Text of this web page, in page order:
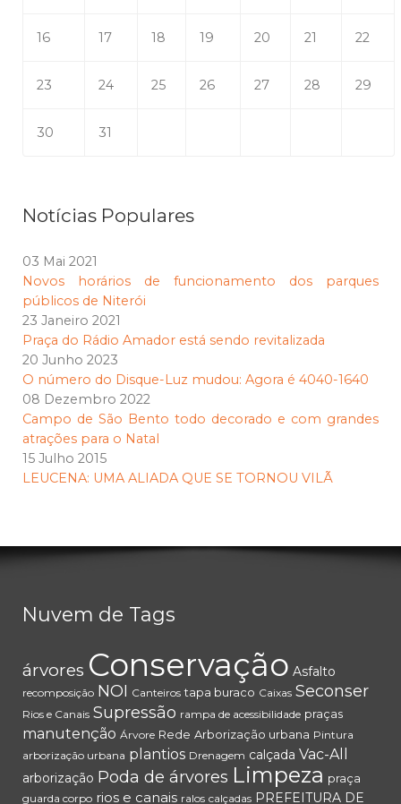
16 17 18 19 20 21 22
23 24 25 26 27 28 29
30 31
Notícias Populares
03 Mai 2021
Novos horários de funcionamento dos parques
públicos de Niterói
23 Janeiro 2021
Praça do Rádio Amador está sendo revitalizada
20 Junho 2023
O número do Disque-Luz mudou: Agora é 4040-1640
08 Dezembro 2022
Campo de São Bento todo decorado e com grandes
atrações para o Natal
15 Julho 2015
LEUCENA: UMA ALIADA QUE SE TORNOU VILÃ
Nuvem de Tags
árvores Conservação Asfalto
recomposição NOI Canteiros tapa buraco Caixas Seconser
Rios e Canais Supressão rampa de acessibilidade praças
manutenção Árvore Rede Arborização urbana Pintura
arborização urbana plantios Drenagem calçada Vac-All
arborização Poda de árvores Limpeza praça
guarda corpo rios e canais ralos calçadas PREFEITURA DE